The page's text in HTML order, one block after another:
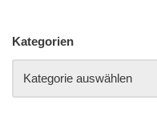
Kategorien